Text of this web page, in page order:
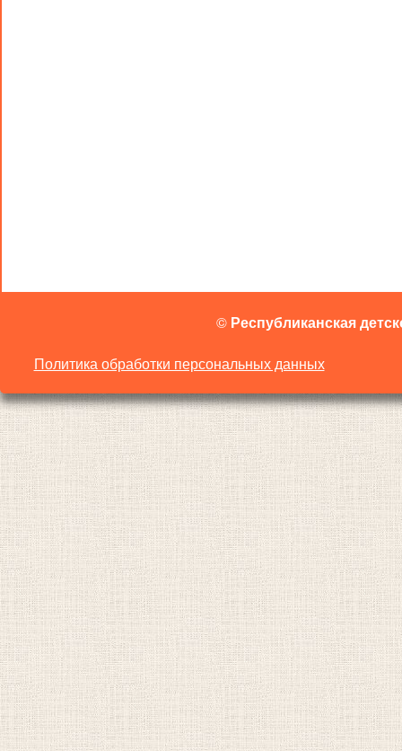
© Республиканская
Политика обработки персональных данных